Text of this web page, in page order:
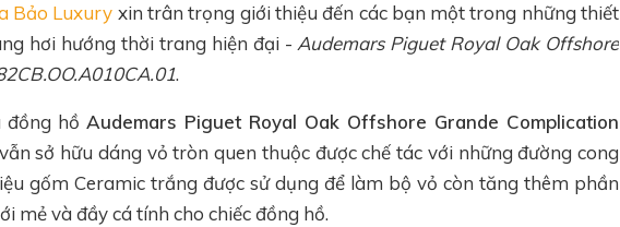
Bảo Luxury xin trân trọng giới thiệu đến các bạn một trong những thiết
hơi hướng thời trang hiện đại - Audemars Piguet Royal Oak Offshore
.
đồng hồ Audemars Piguet Royal Oak Offshore Grande Complication
vẫn sở hữu dáng vỏ tròn quen thuộc được chế tác với những đường cong
gốm Ceramic trắng được sử dụng để làm bộ vỏ còn tăng thêm phần
mẻ và đầy cá tính cho chiếc đồng hồ.